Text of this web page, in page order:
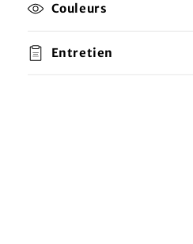
Couleurs
Entretien